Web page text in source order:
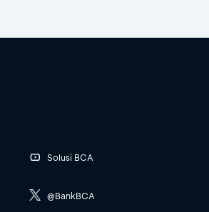
Solusi BCA
@BankBCA